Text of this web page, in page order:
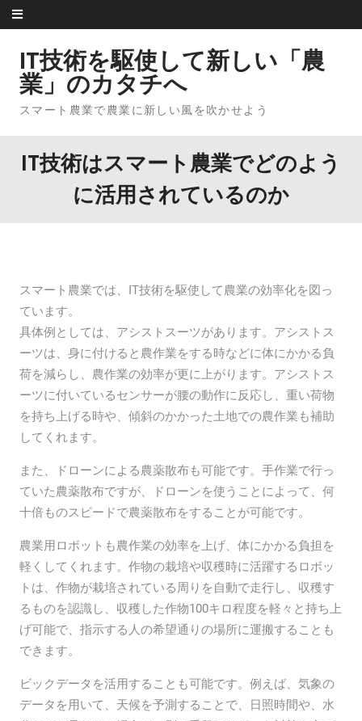
Skip to content
IT技術を駆使して新しい「農
業」のカタチへ
スマート農業で農業に新しい風を吹かせよう
IT技術はスマート農業でどのよう
に活用されているのか
スマート農業では、IT技術を駆使して農業の効率化を図っ
ています。
具体例としては、アシストスーツがあります。アシストス
ーツは、身に付けると農作業をする時などに体にかかる負
荷を減らし、農作業の効率が更に上がります。アシストス
ーツに付いているセンサーが腰の動作に反応し、重い荷物
を持ち上げる時や、傾斜のかかった土地での農作業も補助
してくれます。
また、ドローンによる農薬散布も可能です。手作業で行っ
ていた農薬散布ですが、ドローンを使うことによって、何
十倍ものスピードで農薬散布をすることが可能です。
農業用ロボットも農作業の効率を上げ、体にかかる負担を
軽くしてくれます。作物の栽培や収穫時に活躍するロボッ
トは、作物が栽培されている周りを自動で走行し、収穫す
るものを認識し、収穫した作物100キロ程度を軽々と持ち上
げ可能で、指示する人の希望通りの場所に運搬することも
できます。
ビックデータを活用することも可能です。例えば、気象の
データを用いて、天候を予測することで、日照時間や、水